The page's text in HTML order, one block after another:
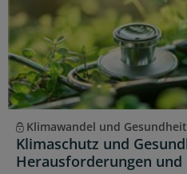
Klimawandel und
Klimaschutz und
Herausforderungen und